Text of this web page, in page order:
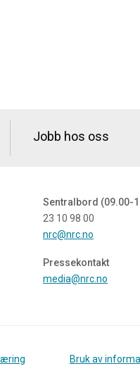
Jobb hos oss
Sentralbord (09.00-
23 10 98 00
nrc@nrc.no
Pressekontakt
media@nrc.no
Bruk av